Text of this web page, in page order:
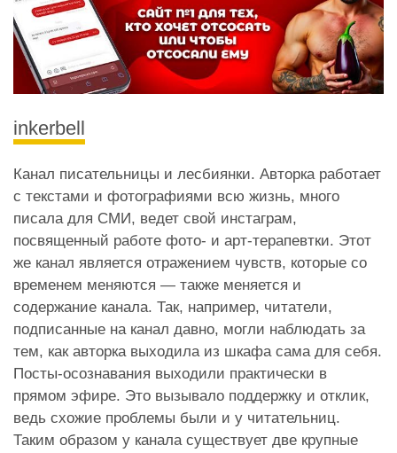
inkerbell
Канал писательницы и лесбиянки. Авторка работает
с текстами и фотографиями всю жизнь, много
писала для СМИ, ведет свой инстаграм,
посвященный работе фото- и арт-терапевтки. Этот
же канал является отражением чувств, которые со
временем меняются — также меняется и
содержание канала. Так, например, читатели,
подписанные на канал давно, могли наблюдать за
тем, как авторка выходила из шкафа сама для себя.
Посты-осознавания выходили практически в
прямом эфире. Это вызывало поддержку и отклик,
ведь схожие проблемы были и у читательниц.
Таким образом у канала существует две крупные